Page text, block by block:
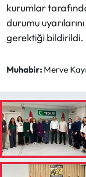
kurumlar
durumu
gerektiği bildirildi.
Muhabir: Merve